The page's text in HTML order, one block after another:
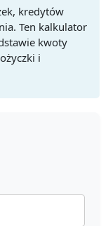
kredytów
Ten kalkulator
kwoty
i